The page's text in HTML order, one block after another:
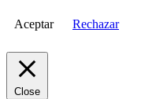
Aceptar Rechazar
Close